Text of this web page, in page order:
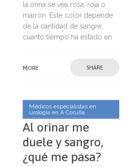
la orina se vea rosa, roja o
marrón. Este color depende
de la cantidad de sangre,
cuánto tiempo ha estado en
MORE SHARE
Médicos especialistas en
urología en A Coruña
Al orinar me
duele y sangro,
¿qué me pasa?